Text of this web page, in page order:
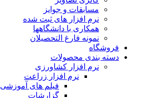
مسابقات و جوایز
نرم افزار های ثبت شده
همکاری با دانشگاهها
نمونه فارغ التحصیلان
فروشگاه
دسته بندی محصولات
نرم افزار کشاورزی
نرم افزار زراعت
فیلم های آموزشی
گزارشات